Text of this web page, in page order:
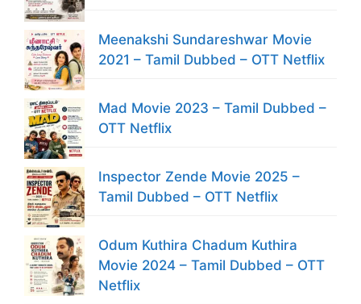
Meenakshi Sundareshwar Movie
2021 – Tamil Dubbed – OTT Netflix
Mad Movie 2023 – Tamil Dubbed –
OTT Netflix
Inspector Zende Movie 2025 –
Tamil Dubbed – OTT Netflix
Odum Kuthira Chadum Kuthira
Movie 2024 – Tamil Dubbed – OTT
Netflix